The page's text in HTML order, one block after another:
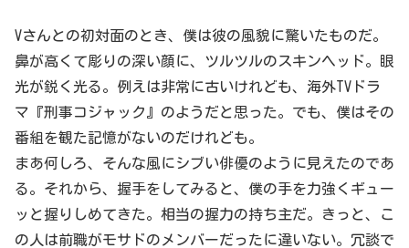
Vさんとの初対面のとき、僕は彼の風貌に驚いたものだ。
鼻が高くて彫りの深い顔に、ツルツルのスキンヘッド。眼
光が鋭く光る。例えは非常に古いけれども、海外TVドラ
マ『刑事コジャック』のようだと思った。でも、僕はその
番組を観た記憶がないのだけれども。
まあ何しろ、そんな風にシブい俳優のように見えたのであ
る。それから、握手をしてみると、僕の手を力強くギュー
ッと握りしめてきた。相当の握力の持ち主だ。きっと、こ
の人は前職がモサドのメンバーだったに違いない。冗談で